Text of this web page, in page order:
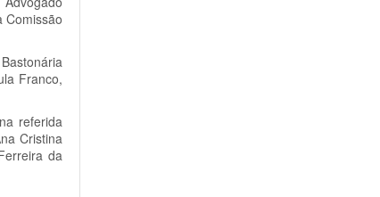
Comissão
Franco,
referida
Cristina
da